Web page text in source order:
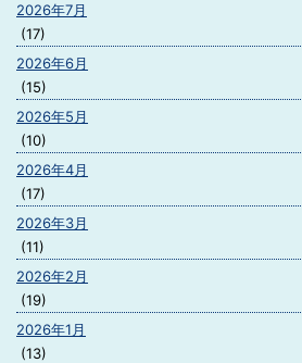
2026年7月
(17)
2026年6月
(15)
2026年5月
(10)
2026年4月
(17)
2026年3月
(11)
2026年2月
(19)
2026年1月
(13)